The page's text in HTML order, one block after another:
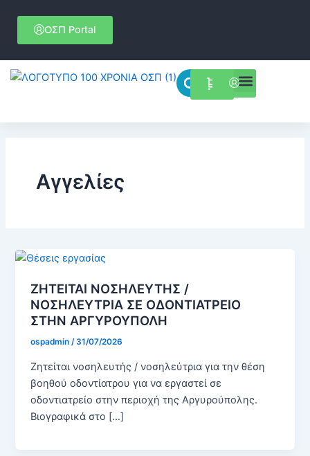
περιεχόμενο
ΟΣΠ Portal
Menu
Αγγελίες
ΖΗΤΕΙΤΑΙ ΝΟΣΗΛΕΥΤΗΣ /
ΝΟΣΗΛΕΥΤΡΙΑ ΣΕ ΟΔΟΝΤΙΑΤΡΕΙΟ
ΣΤΗΝ ΑΡΓΥΡΟΥΠΟΛΗ
ospadmin/31/07/2026
Ζητείται νοσηλευτής / νοσηλεύτρια για την θέση
βοηθού οδοντίατρου για να εργαστεί σε
οδοντιατρείο στην περιοχή της Αργυρούπολης.
Βιογραφικά στο […]